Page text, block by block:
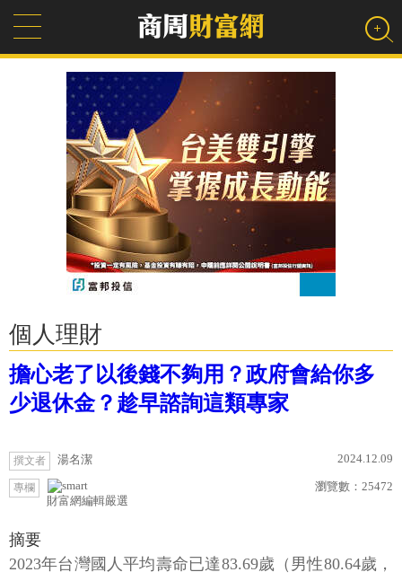
個人理財
擔心老了以後錢不夠用？政府會給你多
少退休金？趁早諮詢這類專家
撰文者 湯名潔 2024.12.09
專欄
財富網編輯嚴選
瀏覽數： 25472
摘要
2023年台灣國人平均壽命已達83.69歲（男性80.64歲，